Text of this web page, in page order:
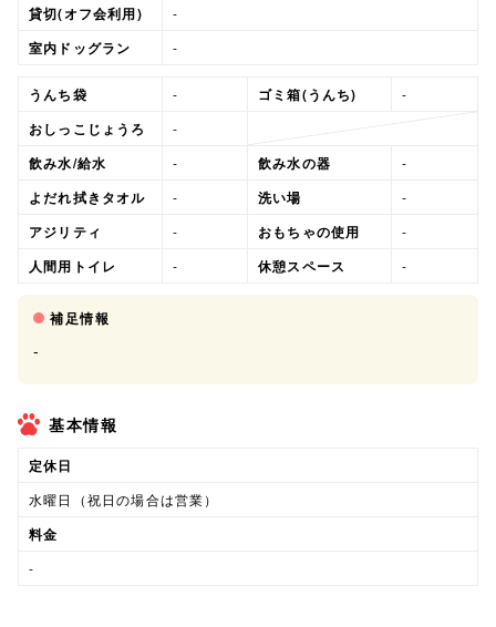
貸切(オフ会利用) -
室内ドッグラン -
うんち袋 - ゴミ箱(うんち) -
おしっこじょうろ -
飲み水/給水 - 飲み水の器 -
よだれ拭きタオル - 洗い場 -
アジリティ - おもちゃの使用 -
人間用トイレ - 休憩スペース -
補足情報
-
基本情報
定休日
水曜日（祝日の場合は営業）
料金
-